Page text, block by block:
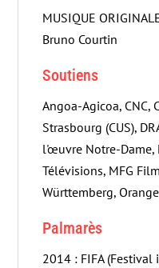
MUSIQUE
Bruno Courtin
Soutiens
Angoa-Agicoa, CNC,
Strasbourg (CUS),
l'œuvre Notre-Dame,
Télévisions, MFG
Württemberg,
Palmarès
2014 : FIFA